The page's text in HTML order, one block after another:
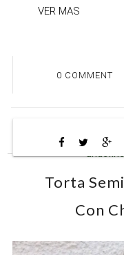
VER MAS
0 COMMENT
Torta
Con